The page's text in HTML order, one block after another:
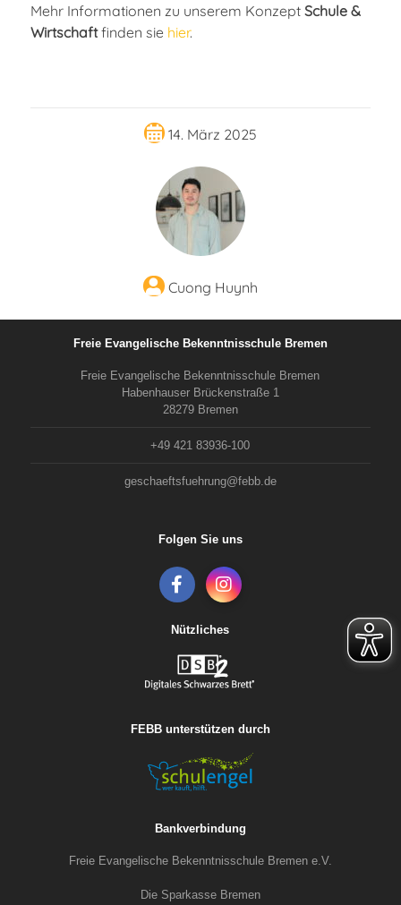
Mehr Informationen zu unserem Konzept Schule &
Wirtschaftfinden sie hier.
14. März 2025
Cuong Huynh
Freie Evangelische Bekenntnisschule Bremen
Freie Evangelische Bekenntnisschule Bremen
Habenhauser Brückenstraße 1
28279 Bremen
+49 421 83936-100
geschaeftsfuehrung@febb.de
Folgen Sie uns
Nützliches
FEBB unterstützen durch
Bankverbindung
Freie Evangelische Bekenntnisschule Bremen e.V.
Die Sparkasse Bremen